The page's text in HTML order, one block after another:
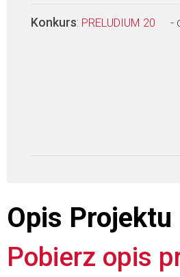
Konkurs: PRELUDIUM 20 -
Opis Projektu
Pobierz opis